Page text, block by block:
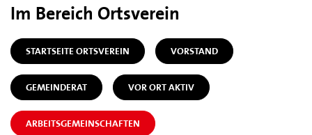
Im Bereich Ortsverein
STARTSEITE ORTSVEREIN VORSTAND
GEMEINDERAT VOR ORT AKTIV
ARBEITSGEMEINSCHAFTEN